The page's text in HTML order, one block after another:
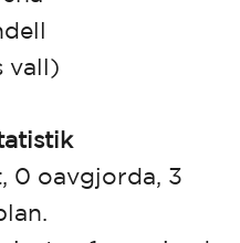
vall)
0 oavgjorda, 3